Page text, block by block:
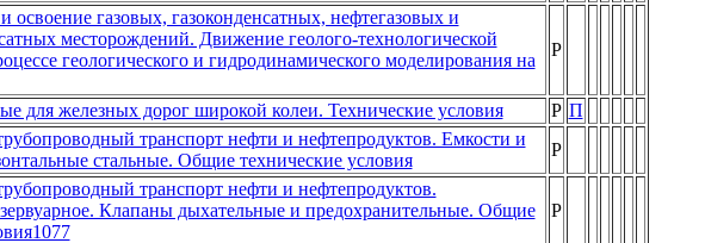
освоение газовых, газоконденсатных, нефтегазовых и
месторождений. Движение геолого-технологической
геологического и гидродинамического моделирования на
Р
для железных дорог широкой колеи. Технические условия Р П
транспорт нефти и нефтепродуктов. Емкости и
стальные. Общие технические условия
Р
транспорт нефти и нефтепродуктов.
Клапаны дыхательные и предохранительные. Общие
Р